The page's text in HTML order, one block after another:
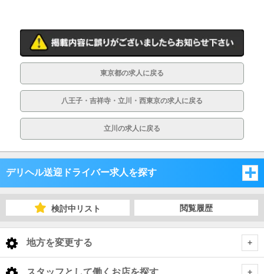
東京都の求人に戻る
八王子・吉祥寺・立川・西東京の求人に戻る
立川の求人に戻る
デリヘル送迎ドライバー求人を探す
東京都
検討中リスト 閲覧履歴
地方を変更する
全国トップ
スタッフとして働くお店を探す